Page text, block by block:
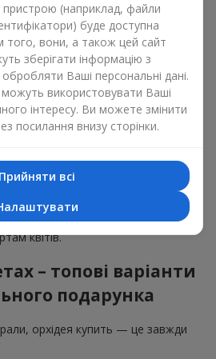
орхідеї?
і може підійти будь-кому. Їх
,мамі,дівчині, дружині, сестрі,
партнеру
. Сьогодні можна орхідеї
шансів зробити бажаний
побачень,днів народженнята
.
ніжну екзотику — букет з орхідей
тонах. Длявесільних букетів
квітів.
– топові варіанти
подарунка
орхідея купить — це завжди
(наприклад, файли
буде доступна
того, вони, а також цей сайт
зберігати інформацію з
Ваші персональні дані.
можуть використовувати Ваші
інтересу. Ви можете змінити
посилання внизу сторінки.
Прийняти всі